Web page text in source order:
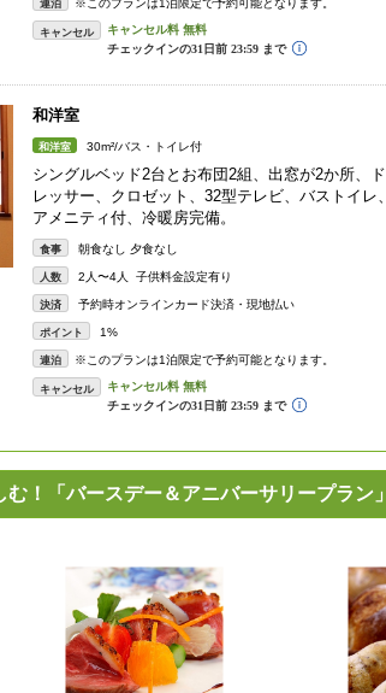
連泊 ※このプランは1泊限定で予約可能となります。
キャンセル
和洋室
和洋室 30m²/バス・トイレ付
シングルベッド2台とお布団2組、出窓が2か所、ド
レッサー、クロゼット、32型テレビ、バストイレ、
アメニティ付、冷暖房完備。
食事 朝食なし 夕食なし
人数 2人〜4人 子供料金設定有り
決済 予約時オンラインカード決済・現地払い
ポイント 1%
連泊 ※このプランは1泊限定で予約可能となります。
キャンセル
！「バースデー＆アニバーサリープラン」